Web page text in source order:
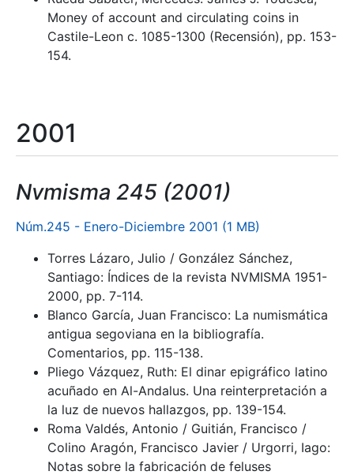
Money of account and circulating coins in
Castile-Leon c. 1085-1300 (Recensión), pp. 153-
154.
2001
Nvmisma 245 (2001)
Núm.245 - Enero-Diciembre 2001 (1 MB)
Torres Lázaro, Julio / González Sánchez,
Santiago: Índices de la revista NVMISMA 1951-
2000, pp. 7-114.
Blanco García, Juan Francisco: La numismática
antigua segoviana en la bibliografía.
Comentarios, pp. 115-138.
Pliego Vázquez, Ruth: El dinar epigráfico latino
acuñado en Al-Andalus. Una reinterpretación a
la luz de nuevos hallazgos, pp. 139-154.
Roma Valdés, Antonio / Guitián, Francisco /
Colino Aragón, Francisco Javier / Urgorri, Iago:
Notas sobre la fabricación de feluses